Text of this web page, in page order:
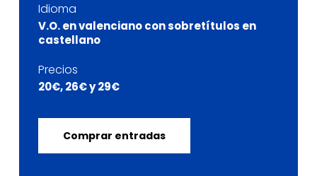
Idioma
V.O. en valenciano con sobretítulos en
castellano
Precios
20€, 26€ y 29€
Comprar entradas